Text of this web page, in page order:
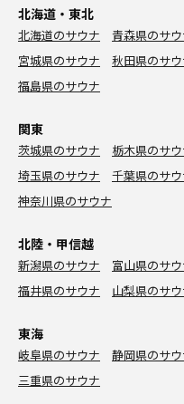
北海道・東北
北海道のサウナ 青森県のサ
宮城県のサウナ
秋田県のサ
福島県のサウナ
関東
茨城県のサウナ 栃木県のサ
埼玉県のサウナ
千葉県のサ
神奈川県のサウナ
北陸・甲信越
新潟県のサウナ 富山県のサ
福井県のサウナ
山梨県のサ
東海
岐阜県のサウナ 静岡県のサ
三重県のサウナ